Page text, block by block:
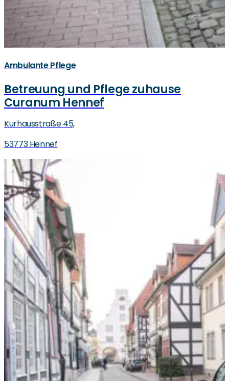
Ambulante Pflege
Betreuung und Pflege zuhause
Curanum Hennef
Kurhausstraße 45,
53773 Hennef